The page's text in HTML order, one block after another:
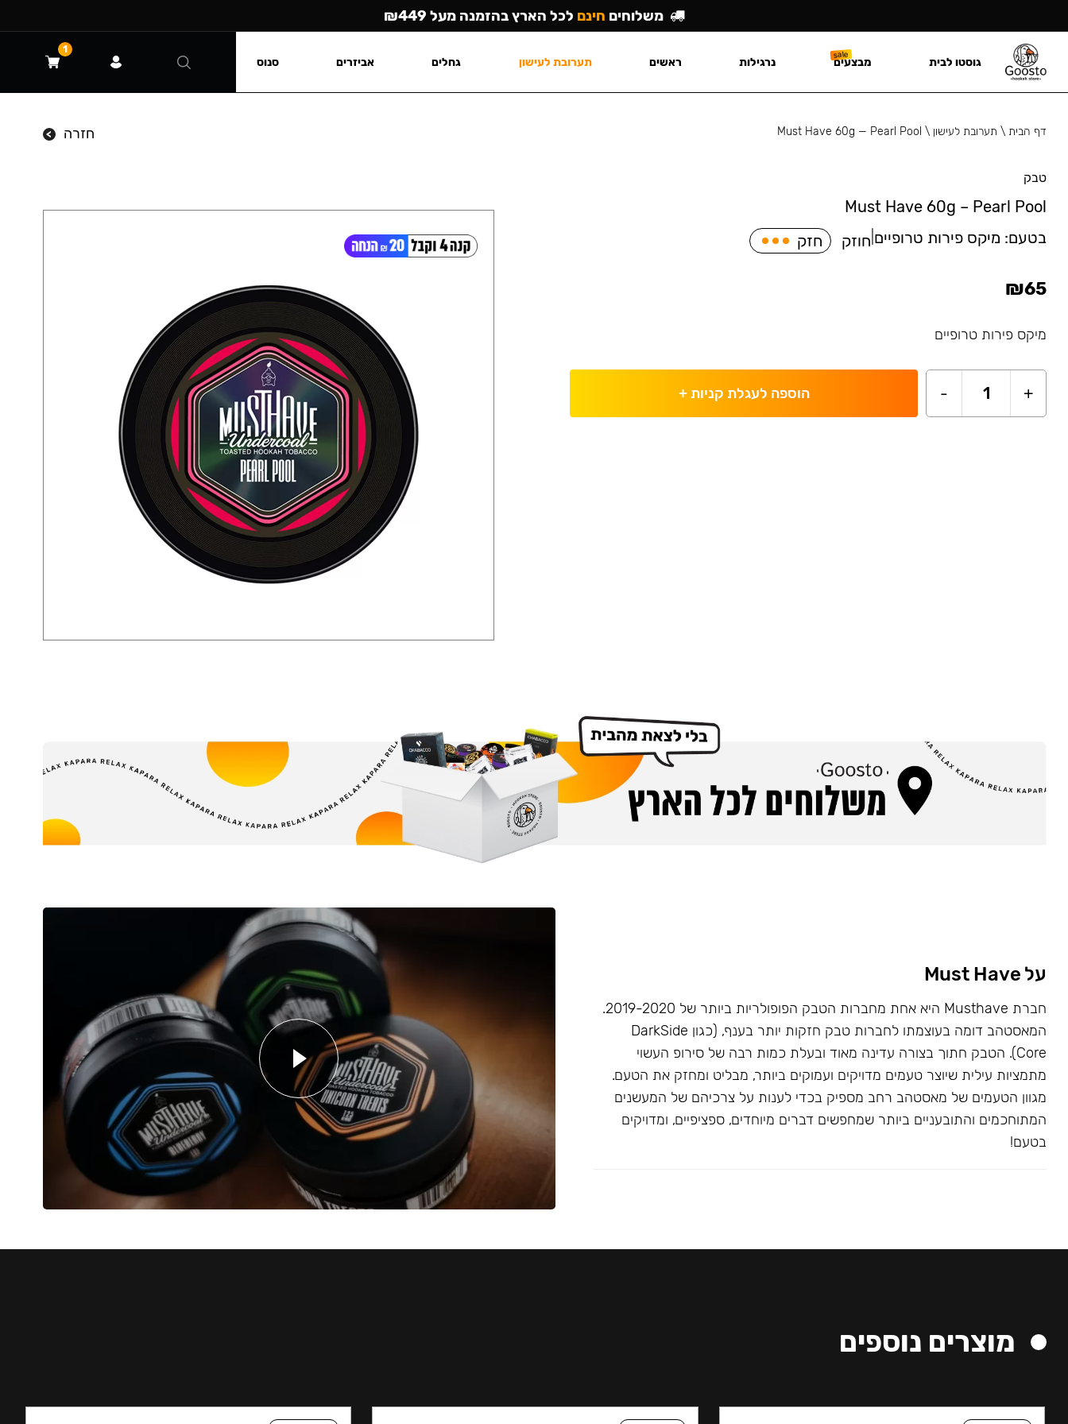
דף הבית\ תערובת לעישון \
Must Have 60g — Pearl Pool חזרה
טבק
Must Have 60g – Pearl Pool
בטעם: מיקס פירות טרופיים חוזק חזק
₪65
מיקס פירות טרופיים
+
1
- הוספה לעגלת קניות+
על Must Have
חברת Musthave היא אחת מחברות הטבק הפופולריות ביותר של 2019-2020.
המאסטהב דומה בעוצמתו לחברות טבק חזקות יותר בענף, (כגון DarkSide
Core). הטבק חתוך בצורה עדינה מאוד ובעלת כמות רבה של סירופ העשוי
מתמציות עילית שיוצר טעמים מדויקים ועמוקים ביותר, מבליט ומחזק את הטעם.
מגוון הטעמים של מאסטהב רחב מספיק בכדי לענות על צרכיהם של המעשנים
המתוחכמים והתובעניים ביותר שמחפשים דברים מיוחדים, ספציפיים, ומדויקים
בטעם!
מוצרים נוספים
משלוחים חינם לכל הארץ בהזמנה מעל ₪449
גוסטו לבית מבצעים נרגילות ראשים תערובת לעישון גחלים אביזרים סנוס
1